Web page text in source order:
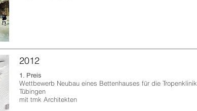
2012
1. Preis
Wettbewerb Neubau eines Bettenhauses für die Tropenklinik
Tübingen
​mit tmk Architekten